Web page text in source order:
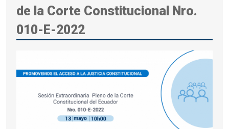
de la Corte Constitucional Nro.
010-E-2022